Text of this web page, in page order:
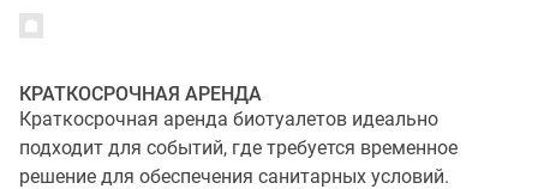
КРАТКОСРОЧНАЯ АРЕНДА
Краткосрочная аренда биотуалетов идеально
подходит для событий, где требуется временное
решение для обеспечения санитарных условий.